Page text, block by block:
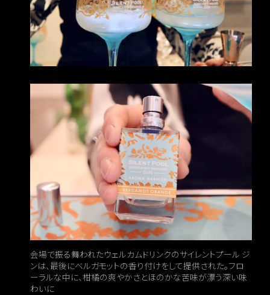
会場で振る舞われたウェルカムドリンクのサイレントプール ジ
ンは、最後にベルガモットの香り付けをして提供された。フロ
ーラルな中に、柑橘の爽やかさとほのかな苦味が漂う深い味
わいに